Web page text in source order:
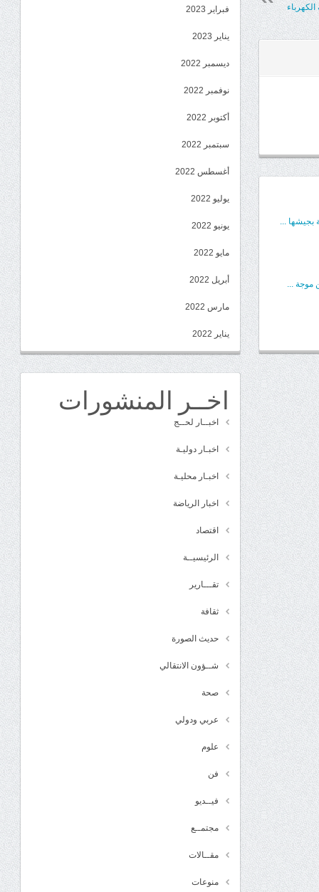
بجيشها ...
...
فبراير 2023
يناير 2023
ديسمبر 2022
نوفمبر 2022
أكتوبر 2022
سبتمبر 2022
أغسطس 2022
يوليو 2022
يونيو 2022
مايو 2022
أبريل 2022
مارس 2022
يناير 2022
اخــر المنشورات
اخبــار لحــج
اخبـار دوليـة
اخبـار محليـة
اخبار الرياضة
اقتصاد
الرئيسيــة
تقـــارير
ثقافة
حديث الصورة
شــؤون الانتقالي
صحة
عربي ودولي
علوم
فن
فيــديو
مجتمــع
مقــالات
منوعات